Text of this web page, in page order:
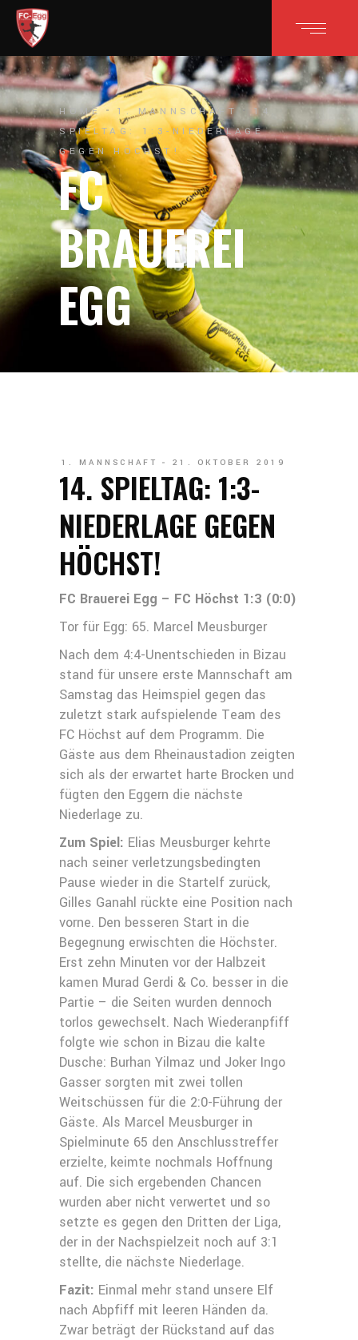
HOME 1. MANNSCHAFT
14.
SPIELTAG: 1:3-NIEDERLAGE
GEGEN HÖCHST!
FC
BRAUEREI
EGG
1. MANNSCHAFT 21. OKTOBER 2019
14. SPIELTAG: 1:3-
NIEDERLAGE GEGEN
HÖCHST!
FC Brauerei Egg – FC Höchst 1:3 (0:0)
Tor für Egg: 65. Marcel Meusburger
Nach dem 4:4-Unentschieden in Bizau
stand für unsere erste Mannschaft am
Samstag das Heimspiel gegen das
zuletzt stark aufspielende Team des
FC Höchst auf dem Programm. Die
Gäste aus dem Rheinaustadion zeigten
sich als der erwartet harte Brocken und
fügten den Eggern die nächste
Niederlage zu.
Zum Spiel: Elias Meusburger kehrte
nach seiner verletzungsbedingten
Pause wieder in die Startelf zurück,
Gilles Ganahl rückte eine Position nach
vorne. Den besseren Start in die
Begegnung erwischten die Höchster.
Erst zehn Minuten vor der Halbzeit
kamen Murad Gerdi & Co. besser in die
Partie – die Seiten wurden dennoch
torlos gewechselt. Nach Wiederanpfiff
folgte wie schon in Bizau die kalte
Dusche: Burhan Yilmaz und Joker Ingo
Gasser sorgten mit zwei tollen
Weitschüssen für die 2:0-Führung der
Gäste. Als Marcel Meusburger in
Spielminute 65 den Anschlusstreffer
erzielte, keimte nochmals Hoffnung
auf. Die sich ergebenden Chancen
wurden aber nicht verwertet und so
setzte es gegen den Dritten der Liga,
der in der Nachspielzeit noch auf 3:1
stellte, die nächste Niederlage.
Fazit: Einmal mehr stand unsere Elf
nach Abpfiff mit leeren Händen da.
Zwar beträgt der Rückstand auf das